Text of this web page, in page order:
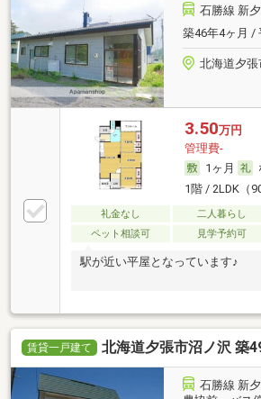
石勝線 新
築46年4ヶ月 /
北海道夕張
3.50万円
管理費-
1ヶ月
1階 / 2LDK（
礼金なし 二人暮らし
ペット相談可
見学予約可
駅が近い平屋となっています♪
賃貸一戸建て 北海道夕張市沼ノ沢 築
石勝線 新